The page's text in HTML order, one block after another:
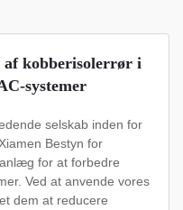
kobberisolerrør i
systemer
selskab inden for
Bestyn for
for at forbedre
Ved at anvende vores
dem at reducere